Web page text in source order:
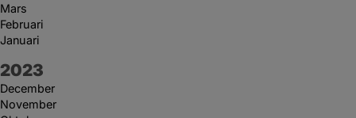
Mars
Februari
Januari
År:
2023
December
November